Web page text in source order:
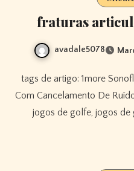
fraturas
avadale5078
tags de artigo: 1more Sonoflow Fones De Ouvido Sem Fio
Com Cancelamento De
jogos de golfe, jogos de